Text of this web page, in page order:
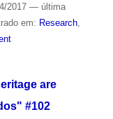
2017 — última
em: Research,
are
#102